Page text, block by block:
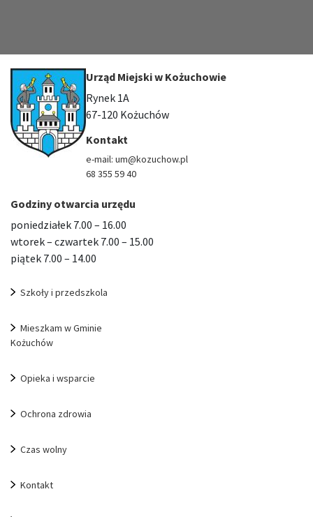
Urząd Miejski w Kożuchowie
Rynek 1A
67-120 Kożuchów
Kontakt
e-mail: um@kozuchow.pl
68 355 59 40
Godziny otwarcia urzędu
poniedziałek 7.00 – 16.00
wtorek – czwartek 7.00 – 15.00
piątek 7.00 – 14.00
Szkoły i przedszkola
Mieszkam w Gminie
Kożuchów
Opieka i wsparcie
Ochrona zdrowia
Czas wolny
Kontakt